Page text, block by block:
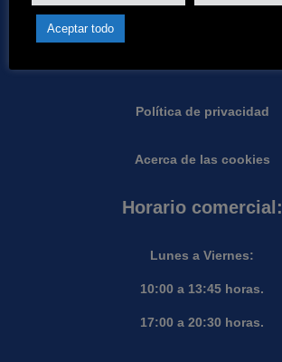
Política de privacidad
Acerca de las cookies
Horario comercial:
Lunes a Viernes:
10:00 a 13:45 horas.
17:00 a 20:30 horas.
Aceptar todo